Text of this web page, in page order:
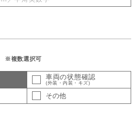
※複数選択可
車両の状態確認
(外装・内装・キズ)
その他